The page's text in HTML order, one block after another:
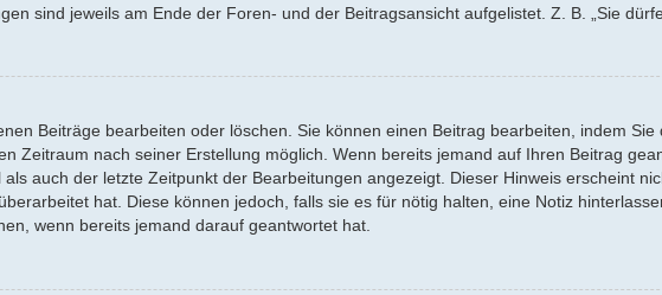
sind jeweils am Ende der Foren- und der Beitragsansicht aufgelistet. Z. B. „Sie
Beiträge bearbeiten oder löschen. Sie können einen Beitrag bearbeiten, indem Sie
Zeitraum nach seiner Erstellung möglich. Wenn bereits jemand auf Ihren Beitrag
auch der letzte Zeitpunkt der Bearbeitungen angezeigt. Dieser Hinweis erscheint
hat. Diese können jedoch, falls sie es für nötig halten, eine Notiz
wenn bereits jemand darauf geantwortet hat.